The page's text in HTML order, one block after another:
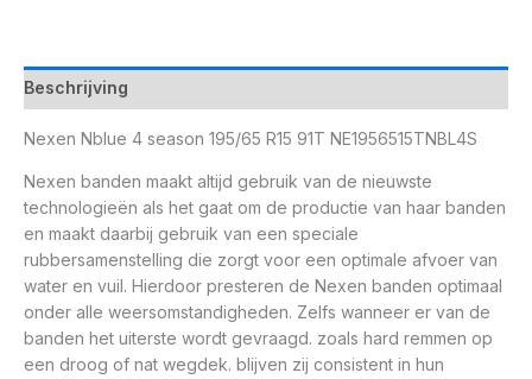
Beschrijving
Nexen Nblue 4 season 195/65 R15 91T NE1956515TNBL4S
Nexen banden maakt altijd gebruik van de nieuwste
technologieën als het gaat om de productie van haar banden
en maakt daarbij gebruik van een speciale
rubbersamenstelling die zorgt voor een optimale afvoer van
water en vuil. Hierdoor presteren de Nexen banden optimaal
onder alle weersomstandigheden. Zelfs wanneer er van de
banden het uiterste wordt gevraagd. zoals hard remmen op
een droog of nat wegdek. blijven zij consistent in hun